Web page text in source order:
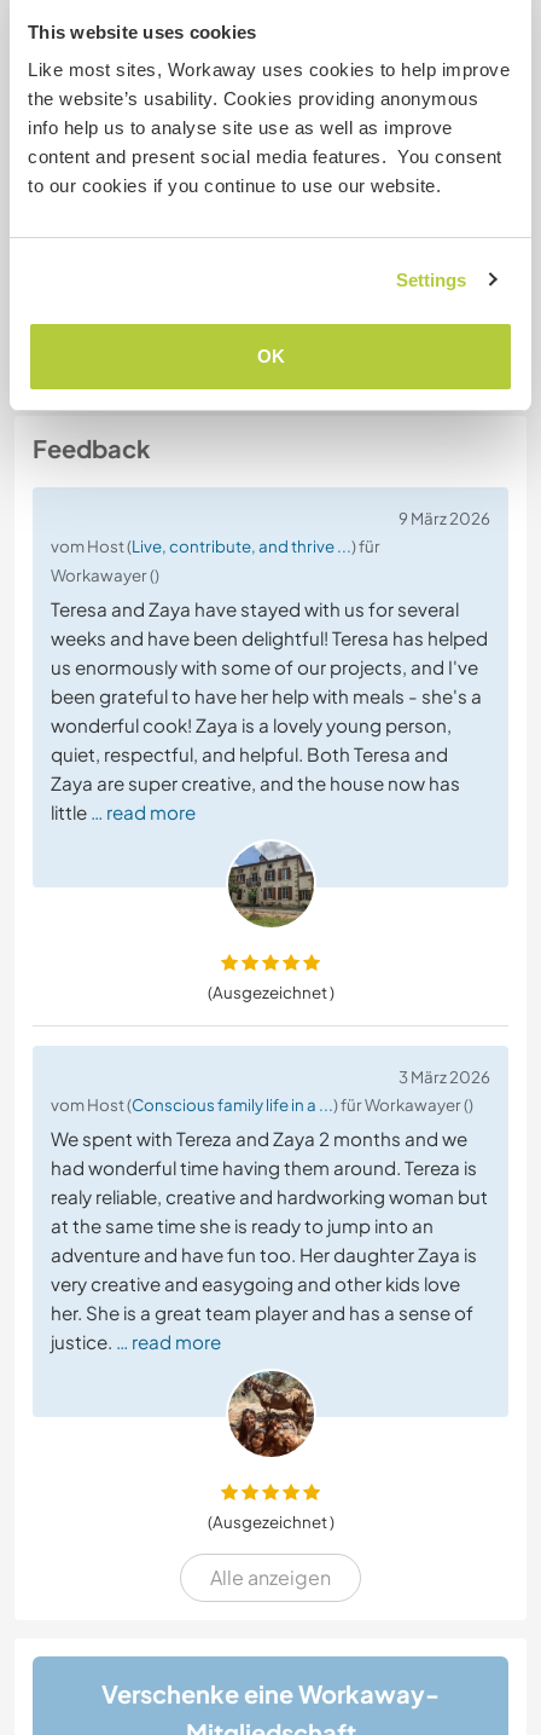
This website uses cookies
Like most sites, Workaway uses cookies to help improve
the website’s usability. Cookies providing anonymous
info help us to analyse site use as well as improve
content and present social media features. You consent
to our cookies if you continue to use our website.
Settings
OK
Führerschein
Allergien
Spezielle Ernährung
Feedback
9 März 2026
vom Host (Live, contribute, and thrive ...) für
Workawayer ()
Teresa and Zaya have stayed with us for several
weeks and have been delightful! Teresa has helped
us enormously with some of our projects, and I've
been grateful to have her help with meals - she's a
wonderful cook! Zaya is a lovely young person,
quiet, respectful, and helpful. Both Teresa and
Zaya are super creative, and the house now has
little … read more
(Ausgezeichnet )
3 März 2026
vom Host (Conscious family life in a ...) für Workawayer ()
We spent with Tereza and Zaya 2 months and we
had wonderful time having them around. Tereza is
realy reliable, creative and hardworking woman but
at the same time she is ready to jump into an
adventure and have fun too. Her daughter Zaya is
very creative and easygoing and other kids love
her. She is a great team player and has a sense of
justice. … read more
(Ausgezeichnet )
Alle anzeigen
Verschenke eine Workaway-